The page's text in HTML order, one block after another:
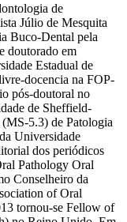
de
Júlio de Mesquita
Buco-Dental pela
doutorado em
Estadual de
docencia na FOP-
pós-doutoral no
de Sheffield-
5.3) de Patologia
Universidade
dos periódicos
Pathology Oral
Conselheiro da
of Oral
tornou-se Fellow of